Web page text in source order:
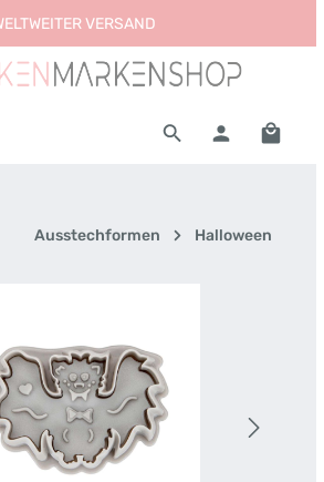
VERSAND
Ausstechformen Halloween